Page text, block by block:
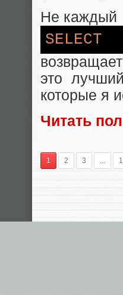
Не каждый
SELECT
это
которые я
Читать
1 2 3 ...